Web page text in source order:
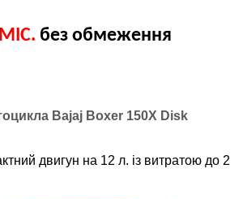
без обмеження
Bajaj Boxer 150X Disk
двигун на 12 л. із витратою до 2